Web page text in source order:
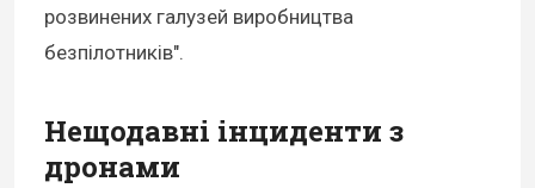
розвинених галузей виробництва
безпілотників".
Нещодавні інциденти з
дронами